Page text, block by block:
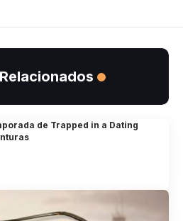
de Trapped in a Dating